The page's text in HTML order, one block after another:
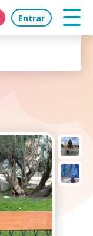
Entrar